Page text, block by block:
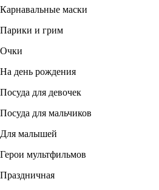
Карнавальные маски
Парики и грим
Очки
На день рождения
Посуда для девочек
Посуда для мальчиков
Для малышей
Герои мультфильмов
Праздничная